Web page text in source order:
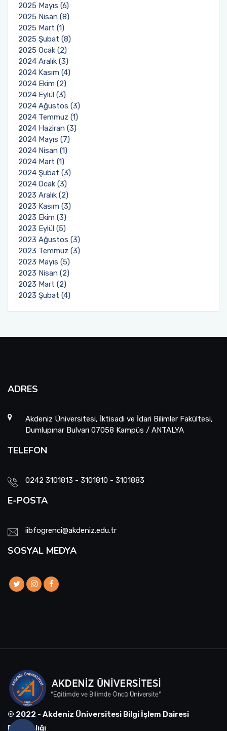
2025 Mayıs (6)
2025 Nisan (8)
2025 Mart (1)
2025 Şubat (8)
2025 Ocak (2)
2024 Aralık (3)
2024 Kasım (4)
2024 Ekim (2)
2024 Eylül (3)
2024 Ağustos (3)
2024 Temmuz (1)
2024 Haziran (3)
2024 Mayıs (7)
2024 Nisan (1)
2024 Mart (1)
2024 Şubat (3)
2024 Ocak (3)
2023 Aralık (2)
2023 Kasım (3)
2023 Ekim (3)
2023 Eylül (5)
2023 Ağustos (3)
2023 Temmuz (3)
2023 Mayıs (5)
2023 Nisan (2)
2023 Mart (2)
2023 Şubat (4)
ADRES
Akdeniz Üniversitesi, İktisadi ve İdari Bilimler Fakültesi,
Dumlupınar Bulvarı 07058 Kampüs / ANTALYA
TELEFON
0242 3101813 - 3101810 - 3101883
E-POSTA
iibfogrenci@akdeniz.edu.tr
SOSYAL MEDYA
© 2022 - Akdeniz Üniversitesi Bilgi İşlem Dairesi
Başkanlığı